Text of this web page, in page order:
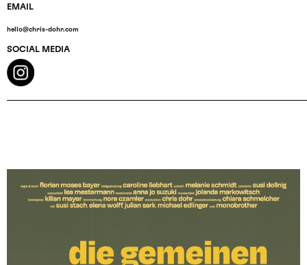
EMAIL
hello@chris-dohr.com
SOCIAL MEDIA